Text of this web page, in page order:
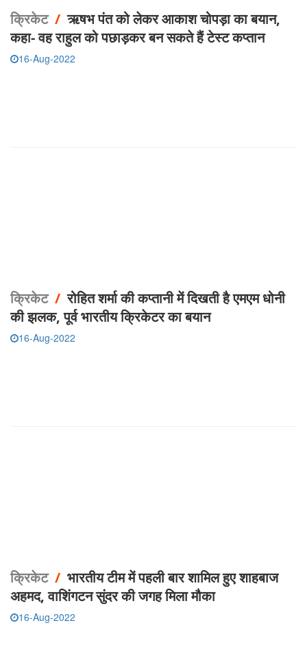
क्रिकेट/ऋषभ पंत को लेकर आकाश चोपड़ा का बयान,
कहा- वह राहुल को पछाड़कर बन सकते हैं टेस्ट कप्तान
16-Aug-2022
क्रिकेट/रोहित शर्मा की कप्तानी में दिखती है एमएम धोनी
की झलक, पूर्व भारतीय क्रिकेटर का बयान
16-Aug-2022
क्रिकेट/ भारतीय टीम में पहली बार शामिल हुए शाहबाज
अहमद, वाशिंगटन सुंदर की जगह मिला मौका
16-Aug-2022